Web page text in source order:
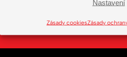
Nastavení
Zásady cookiesZásady